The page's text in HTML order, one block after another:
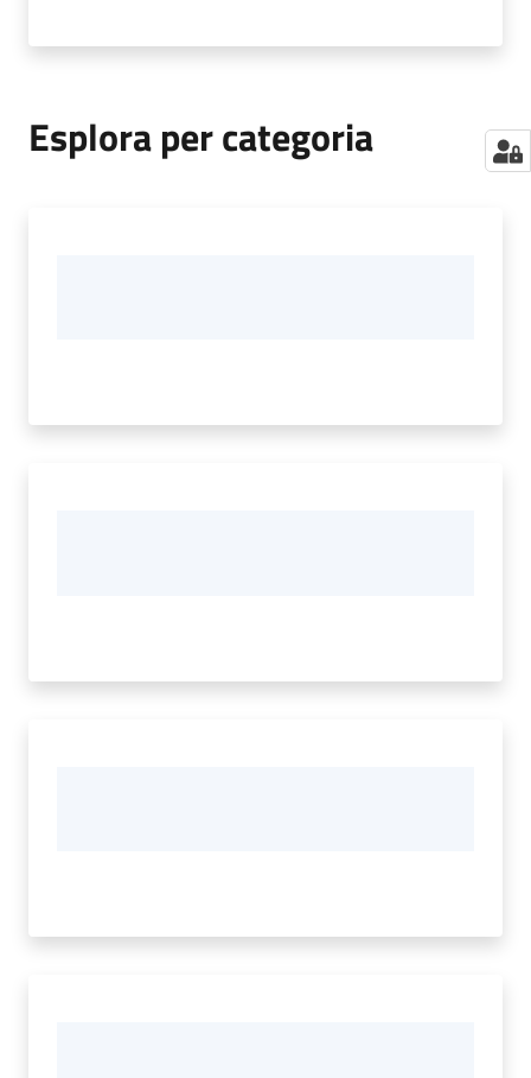
Esplora per categoria